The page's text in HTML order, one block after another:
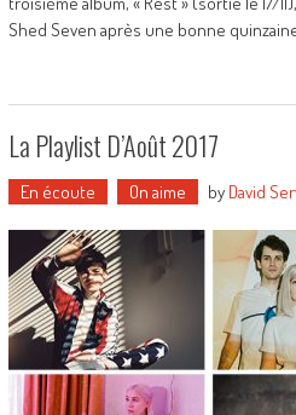
Shed Seven après une bonne
La Playlist D’Août 2017
En écoute On aime by David